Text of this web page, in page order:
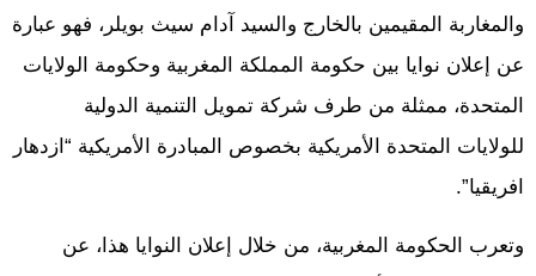
والمغاربة المقيمين بالخارج والسيد آدام سيث بويلر، فهو عبارة
عن إعلان نوايا بين حكومة المملكة المغربية وحكومة الولايات
المتحدة، ممثلة من طرف شركة تمويل التنمية الدولية
للولايات المتحدة الأمريكية بخصوص المبادرة الأمريكية “ازدهار
افريقيا”.
وتعرب الحكومة المغربية، من خلال إعلان النوايا هذا، عن